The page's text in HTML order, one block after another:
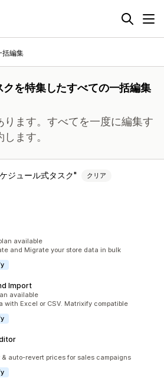
括編集
クを特集したすべての一括編集
ります。すべてを一度に編集す
ます。
ジュール式タスク クリア
件 available
and Migrate your store data in bulk
Import
件available
with Excel or CSV. Matrixify compatible
auto-revert prices for sales campaigns